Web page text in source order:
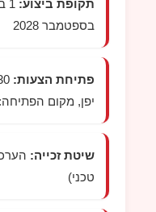
תקופת ביצוע:
בספטמבר 2028
פתיחת הצעות:
יפן, מקום
שיטת זכייה:הערכה
טכני)